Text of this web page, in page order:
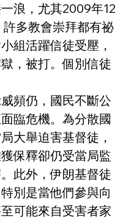
浪，尤其2009年12
多教會崇拜都有祕
組活躍信徒受壓，
，被打。個別信徒
頻仍，國民不斷公
臨危機。為分散國
大舉迫害基督徒，
保釋卻仍受當局監
此外，伊朗基督徒
別是當他們參與向
可能來自受害者家